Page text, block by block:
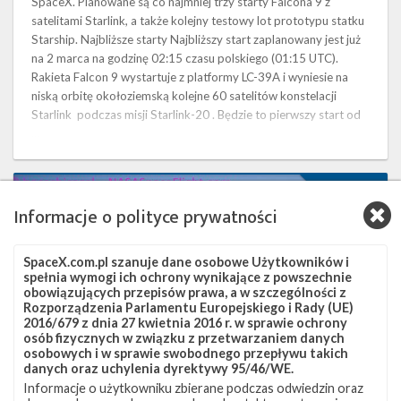
satelitami Starlink, a także kolejny testowy lot prototypu statku
Starship. Najbliższe starty Najbliższy start zaplanowany jest już
na 2 marca na godzinę 02:15 czasu polskiego (01:15 UTC).
Rakieta Falcon 9 wystartuje z platformy LC-39A i wyniesie na
niską orbitę okołoziemską kolejne 60 satelitów konstelacji
Starlink podczas misji Starlink-20 . Będzie to pierwszy start od
Najbliższe
SpaceX
2021
Informacje o polityce prywatności
SpaceX.com.pl szanuje dane osobowe Użytkowników i
spełnia wymogi ich ochrony wynikające z powszechnie
obowiązujących przepisów prawa, a w szczególności z
Rozporządzenia Parlamentu Europejskiego i Rady (UE)
2016/679 z dnia 27 kwietnia 2016 r. w sprawie ochrony
osób fizycznych w związku z przetwarzaniem danych
osobowych i w sprawie swobodnego przepływu takich
danych oraz uchylenia dyrektywy 95/46/WE.
Informacje o użytkowniku zbierane podczas odwiedzin oraz